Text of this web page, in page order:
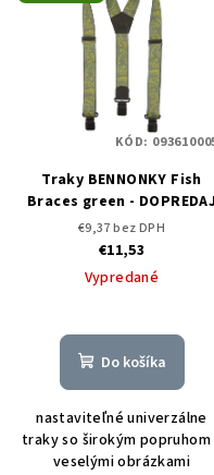
Traky BENNONKY Fish
Braces green -
€9,37 bez DPH
€11,53
Vypredané
Do košíka
nastaviteľné univerzálne
traky so širokým popruhom
veselými obrázkami
KÓD: